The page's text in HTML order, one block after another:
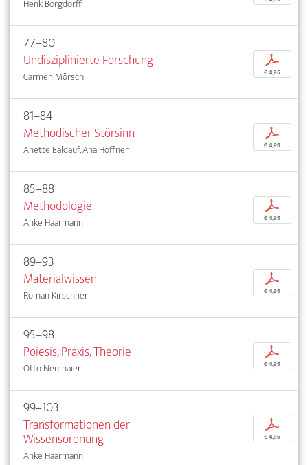
Henk Borgdorff
77–80
Undisziplinierte Forschung
Carmen Mörsch
p
€ 4,95
81–84
Methodischer Störsinn
Anette Baldauf, Ana Hoffner
p
€ 4,95
85–88
Methodologie
Anke Haarmann
p
€ 4,95
89–93
Materialwissen
Roman Kirschner
p
€ 4,95
95–98
Poiesis, Praxis, Theorie
Otto Neumaier
p
€ 4,95
99–103
Transformationen der
Wissensordnung
Anke Haarmann
p
€ 4,95